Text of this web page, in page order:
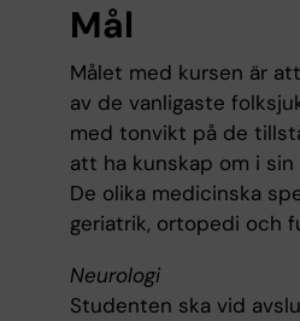
Mål
Målet med kursen är
av de vanligaste
med tonvikt på de
att ha kunskap om i
De olika medicinska
geriatrik, ortopedi och
Neurologi
Studenten ska vid